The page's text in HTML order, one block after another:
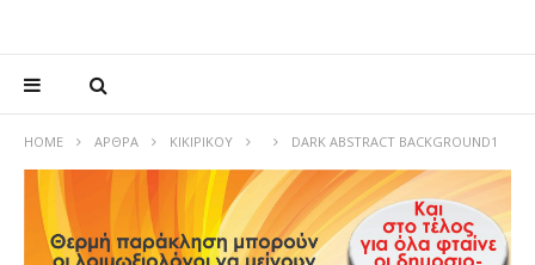
HOME ΆΡΘΡΑ ΚΙΚΙΡΙΚΟΥ DARK ABSTRACT BACKGROUND1